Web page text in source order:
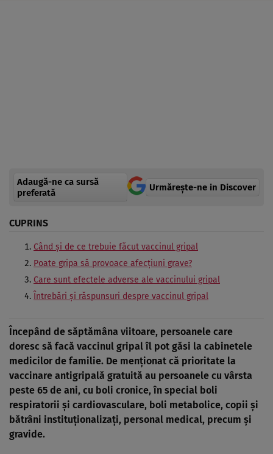
Adaugă-ne ca sursă
preferată
Urmărește-ne in Discover
CUPRINS
Când și de ce trebuie făcut vaccinul gripal
Poate gripa să provoace afecțiuni grave?
Care sunt efectele adverse ale vaccinului gripal
Întrebări și răspunsuri despre vaccinul gripal
Începând de săptămâna viitoare, persoanele care
doresc să facă vaccinul gripal îl pot găsi la cabinetele
medicilor de familie. De menționat că prioritate la
vaccinare antigripală gratuită au persoanele cu vârsta
peste 65 de ani, cu boli cronice, în special boli
respiratorii și cardiovasculare, boli metabolice, copii şi
bătrâni instituţionalizaţi, personal medical, precum şi
gravide.